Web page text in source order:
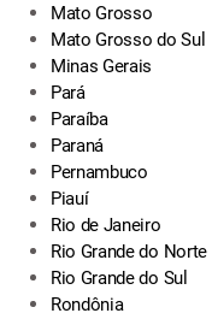
Mato Grosso
Mato Grosso do Sul
Minas Gerais
Pará
Paraíba
Paraná
Pernambuco
Piauí
Rio de Janeiro
Rio Grande do Norte
Rio Grande do Sul
Rondônia